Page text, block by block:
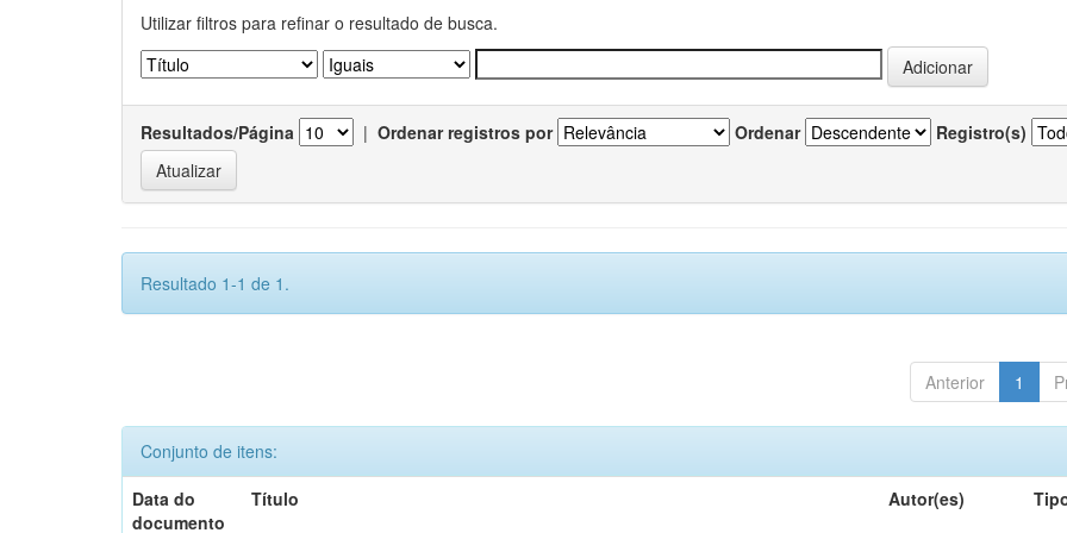
Utilizar filtros para refinar o resultado de busca.
Resultados/Página | Ordenar registros por Ordenar Registro(s)
Resultado 1-1 de 1.
Anterior 1
Conjunto de itens:
Data do
documento
Título Autor(es)